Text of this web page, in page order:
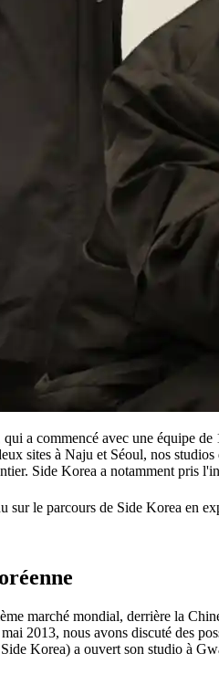
a commencé avec une équipe
sites à Naju et Séoul, nos
Side Korea a notamment pris
le parcours de Side Korea en
marché mondial, derrière la
2013, nous avons discuté des
Korea) a ouvert son studio à